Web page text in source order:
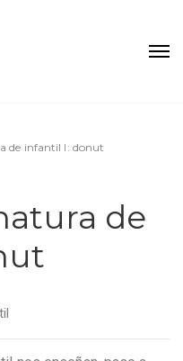
de infantil I: donut
de